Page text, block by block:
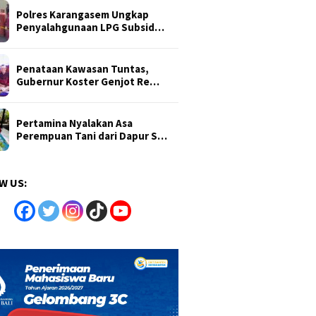
Polres Karangasem Ungkap
Penyalahgunaan LPG Subsid…
Penataan Kawasan Tuntas,
Gubernur Koster Genjot Re…
Pertamina Nyalakan Asa
Perempuan Tani dari Dapur S…
US: